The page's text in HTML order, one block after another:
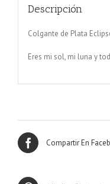
Descripción
Colgante de Plata
Eres mi sol, mi luna y
Compartir En